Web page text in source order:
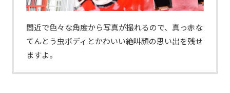
間近で色々な角度から写真が撮れるので、真っ赤な
てんとう虫ボディとかわいい絶叫顔の思い出を残せ
ますよ。